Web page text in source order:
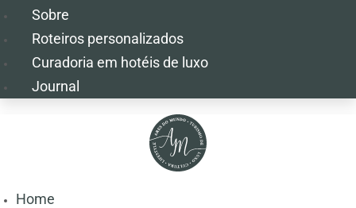
Sobre
Roteiros personalizados
Curadoria em hotéis de luxo
Journal
Home